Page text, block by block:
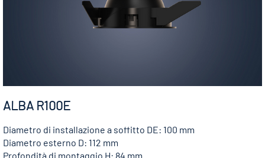
ALBA R100E
Diametro di installazione a soffitto DE: 100 mm
Diametro esterno D: 112 mm
Profondità di montaggio H: 84 mm